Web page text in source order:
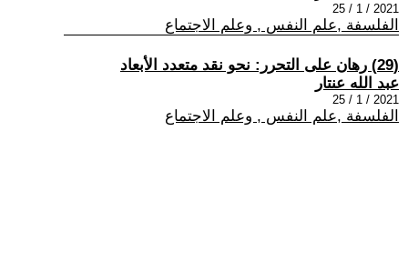
2021 / 1 / 25
الفلسفة ,علم النفس , وعلم الاجتماع
(29) رهان على التحرر: نحو نقد متعدد الأبعاد
عبد الله عنتار
2021 / 1 / 25
الفلسفة ,علم النفس , وعلم الاجتماع